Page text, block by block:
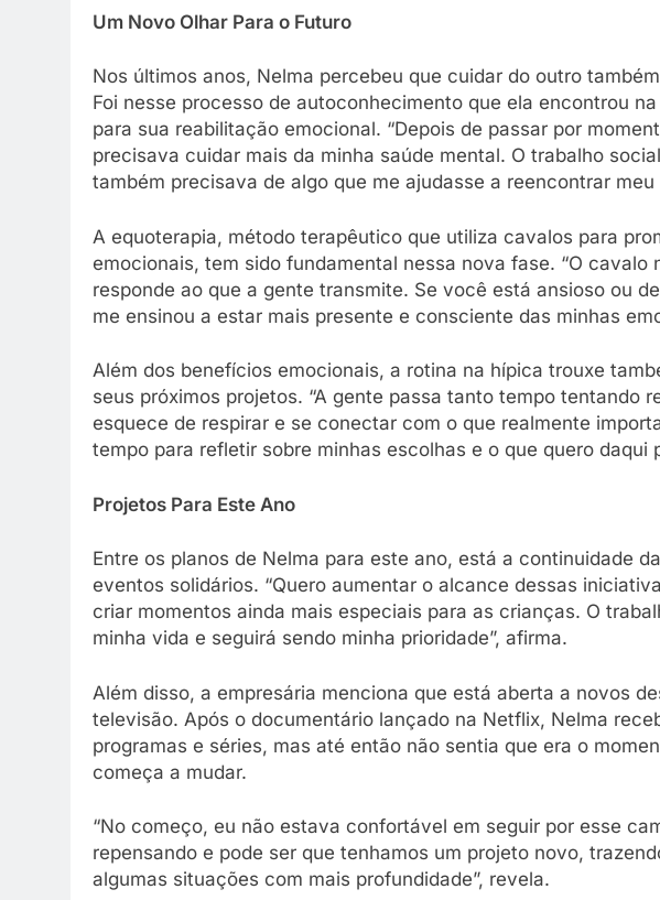
Um Novo Olhar Para o Futuro
Nos últimos anos, Nelma percebeu que cuidar do outro
Foi nesse processo de autoconhecimento que ela encontrou
para sua reabilitação emocional. “Depois de passar por
precisava cuidar mais da minha saúde mental. O trabalho
também precisava de algo que me ajudasse a reencontrar meu
A equoterapia, método terapêutico que utiliza cavalos para
emocionais, tem sido fundamental nessa nova fase. “O cavalo
responde ao que a gente transmite. Se você está ansioso ou
me ensinou a estar mais presente e consciente das minhas
Além dos benefícios emocionais, a rotina na hípica trouxe
seus próximos projetos. “A gente passa tanto tempo tentando
esquece de respirar e se conectar com o que realmente
tempo para refletir sobre minhas escolhas e o que quero daqui
Projetos Para Este Ano
Entre os planos de Nelma para este ano, está a continuidade
eventos solidários. “Quero aumentar o alcance dessas
criar momentos ainda mais especiais para as crianças. O
minha vida e seguirá sendo minha prioridade”, afirma.
Além disso, a empresária menciona que está aberta a novos
televisão. Após o documentário lançado na Netflix, Nelma
programas e séries, mas até então não sentia que era o
começa a mudar.
“No começo, eu não estava confortável em seguir por esse
repensando e pode ser que tenhamos um projeto novo,
algumas situações com mais profundidade”, revela.